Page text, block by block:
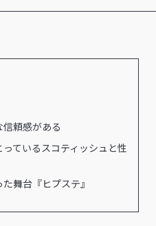
頼感がある
ているスコティッシュと性
舞台『ヒプステ』